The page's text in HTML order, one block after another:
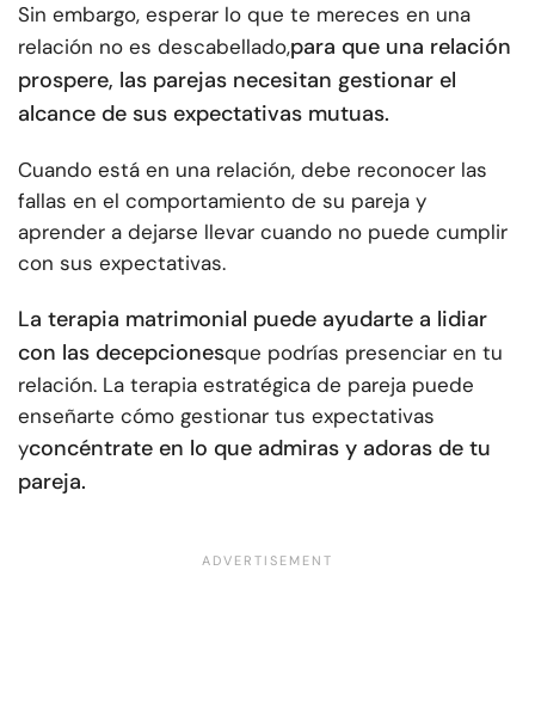
Sin embargo, esperar lo que te mereces en una
relación no es descabellado,para que una relación
prospere, las parejas necesitan gestionar el
alcance de sus expectativas mutuas.
Cuando está en una relación, debe reconocer las
fallas en el comportamiento de su pareja y
aprender a dejarse llevar cuando no puede cumplir
con sus expectativas.
La terapia matrimonial puede ayudarte a lidiar
con las decepcionesque podrías presenciar en tu
relación. La terapia estratégica de pareja puede
enseñarte cómo gestionar tus expectativas
yconcéntrate en lo que admiras y adoras de tu
pareja.